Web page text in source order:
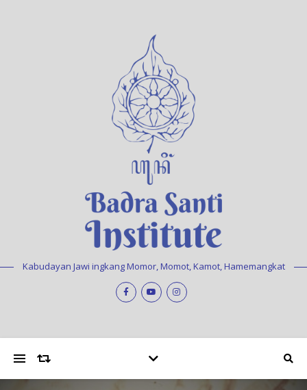
Kabudayan Jawi ingkang Momor, Momot, Kamot, Hamemangkat